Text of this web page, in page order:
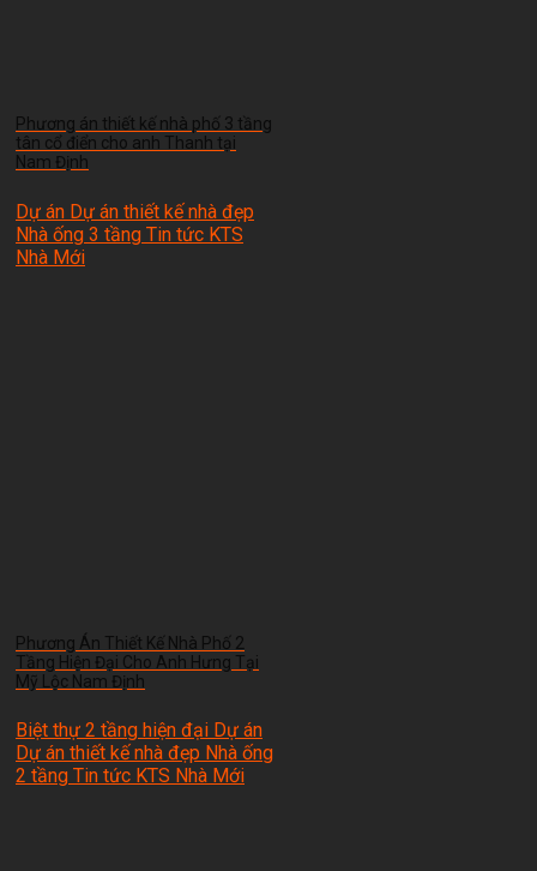
Phương án thiết kế nhà phố 3 tầng
tân cổ điển cho anh Thanh tại
Nam Định
Dự án Dự án thiết kế nhà đẹp
Nhà ống 3 tầng Tin tức KTS
Nhà Mới
Phương Án Thiết Kế Nhà Phố 2
Tầng Hiện Đại Cho Anh Hưng Tại
Mỹ Lộc Nam Định
Biệt thự 2 tầng hiện đại Dự án
Dự án thiết kế nhà đẹp Nhà ống
2 tầng Tin tức KTS Nhà Mới